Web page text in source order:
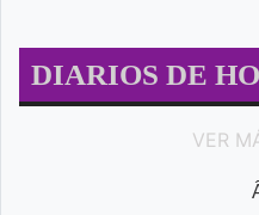
DIARIOS DE
VER